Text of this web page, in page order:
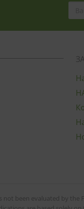
not been evaluated by